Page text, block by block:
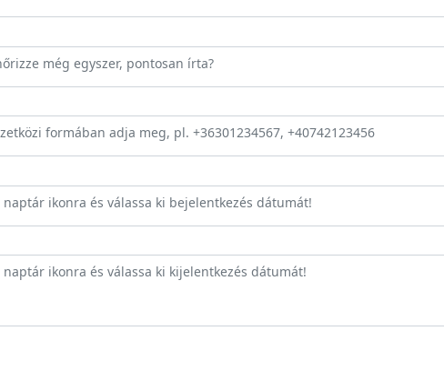
még egyszer, pontosan írta?
formában adja meg, pl. +36301234567, +40742123456
ikonra és válassa ki bejelentkezés dátumát!
ikonra és válassa ki kijelentkezés dátumát!